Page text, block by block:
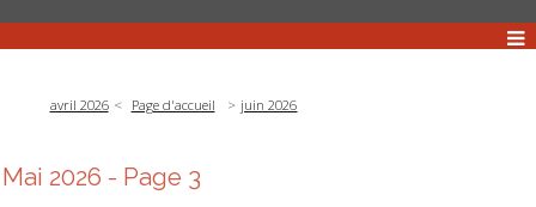
avril 2026 Page d'accueil juin 2026
Mai 2026 - Page 3